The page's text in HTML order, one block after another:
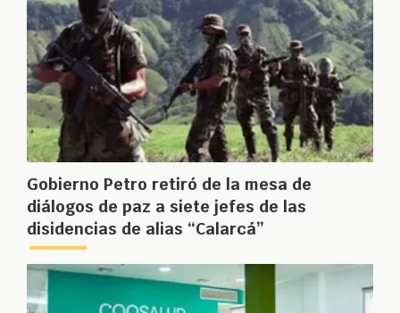
Gobierno Petro retiró de la mesa de
diálogos de paz a siete jefes de las
disidencias de alias “Calarcá”